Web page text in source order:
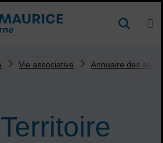
DE
Vie associative Annuaire des